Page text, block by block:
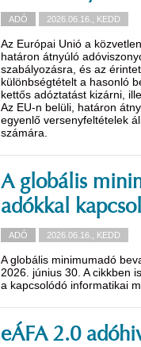
ADÓ 2026.06.16., KEDD
Az Európai Unió a
határon átnyúló
szabályozásra, és az
különbségtételt a hasonló
kettős adóztatást kizárni,
Az EU-n belüli, határon
egyenlő versenyfeltételek
számára.
A globális
adókkal
ADÓ 2026.06.16., KEDD
A globális minimumadó
2026. június 30. A cikkben
a kapcsolódó informatikai
eÁFA 2.0